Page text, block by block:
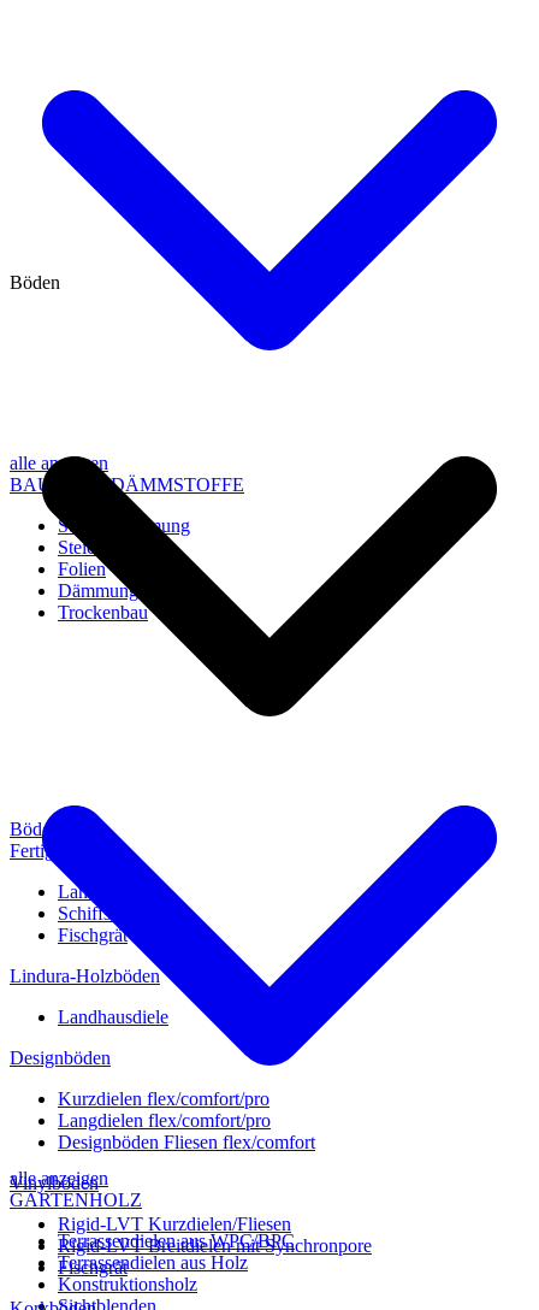
alle anzeigen
BAU- UND DÄMMSTOFFE
Steico Dämmung
Steico Zubehör
Folien
Dämmung
Trockenbau
alle anzeigen
GARTENHOLZ
Terrassendielen aus WPC/BPC
Terrassendielen aus Holz
Konstruktionsholz
Sichtblenden
Böden
Böden
Fertigparkett
Landhausdiele
Schiffsboden
Fischgrät
Lindura-Holzböden
Landhausdiele
Designböden
Kurzdielen flex/comfort/pro
Langdielen flex/comfort/pro
Designböden Fliesen flex/comfort
Vinylböden
Rigid-LVT Kurzdielen/Fliesen
Rigid-LVT Breitdielen mit Synchronpore
Fischgrät